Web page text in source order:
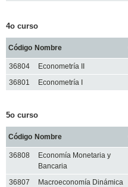
4o curso
Código Nombre
36804 Econometría II
36801
Econometría I
5o curso
Código Nombre
36808
Economía Monetaria y
Bancaria
36807 Macroeconomía Dinámica